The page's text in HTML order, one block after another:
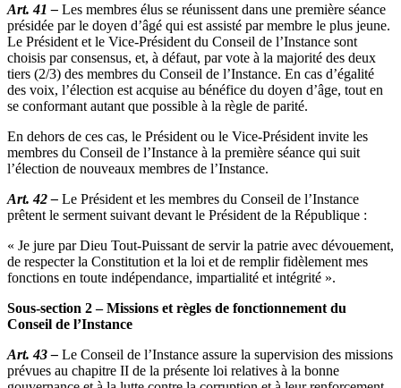
Art. 41 – Les membres élus se réunissent dans une première séance
présidée par le doyen d’âgé qui est assisté par membre le plus jeune.
Le Président et le Vice-Président du Conseil de l’Instance sont
choisis par consensus, et, à défaut, par vote à la majorité des deux
tiers (2/3) des membres du Conseil de l’Instance. En cas d’égalité
des voix, l’élection est acquise au bénéfice du doyen d’âge, tout en
se conformant autant que possible à la règle de parité.
En dehors de ces cas, le Président ou le Vice-Président invite les
membres du Conseil de l’Instance à la première séance qui suit
l’élection de nouveaux membres de l’Instance.
Art. 42 – Le Président et les membres du Conseil de l’Instance
prêtent le serment suivant devant le Président de la République :
« Je jure par Dieu Tout-Puissant de servir la patrie avec dévouement,
de respecter la Constitution et la loi et de remplir fidèlement mes
fonctions en toute indépendance, impartialité et intégrité ».
Sous-section 2 – Missions et règles de fonctionnement du
Conseil de l’Instance
Art. 43 – Le Conseil de l’Instance assure la supervision des missions
prévues au chapitre II de la présente loi relatives à la bonne